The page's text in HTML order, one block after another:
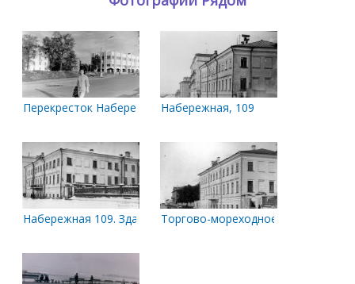
Перекресток Набережной и Логинова
Набережная, 109
Набережная 109. Здание мореходки еще с балконом.
Торгово-мореходное училище